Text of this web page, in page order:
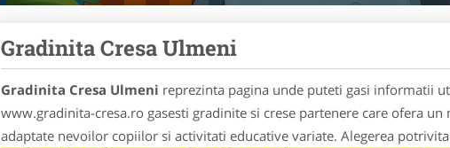
Gradinita Cresa Ulmeni
Gradinita Cresa Ulmeni reprezinta pagina unde puteti gasi informatii
www.gradinita-cresa.ro gasesti gradinite si crese partenere care ofera
adaptate nevoilor copiilor si activitati educative variate. Alegerea